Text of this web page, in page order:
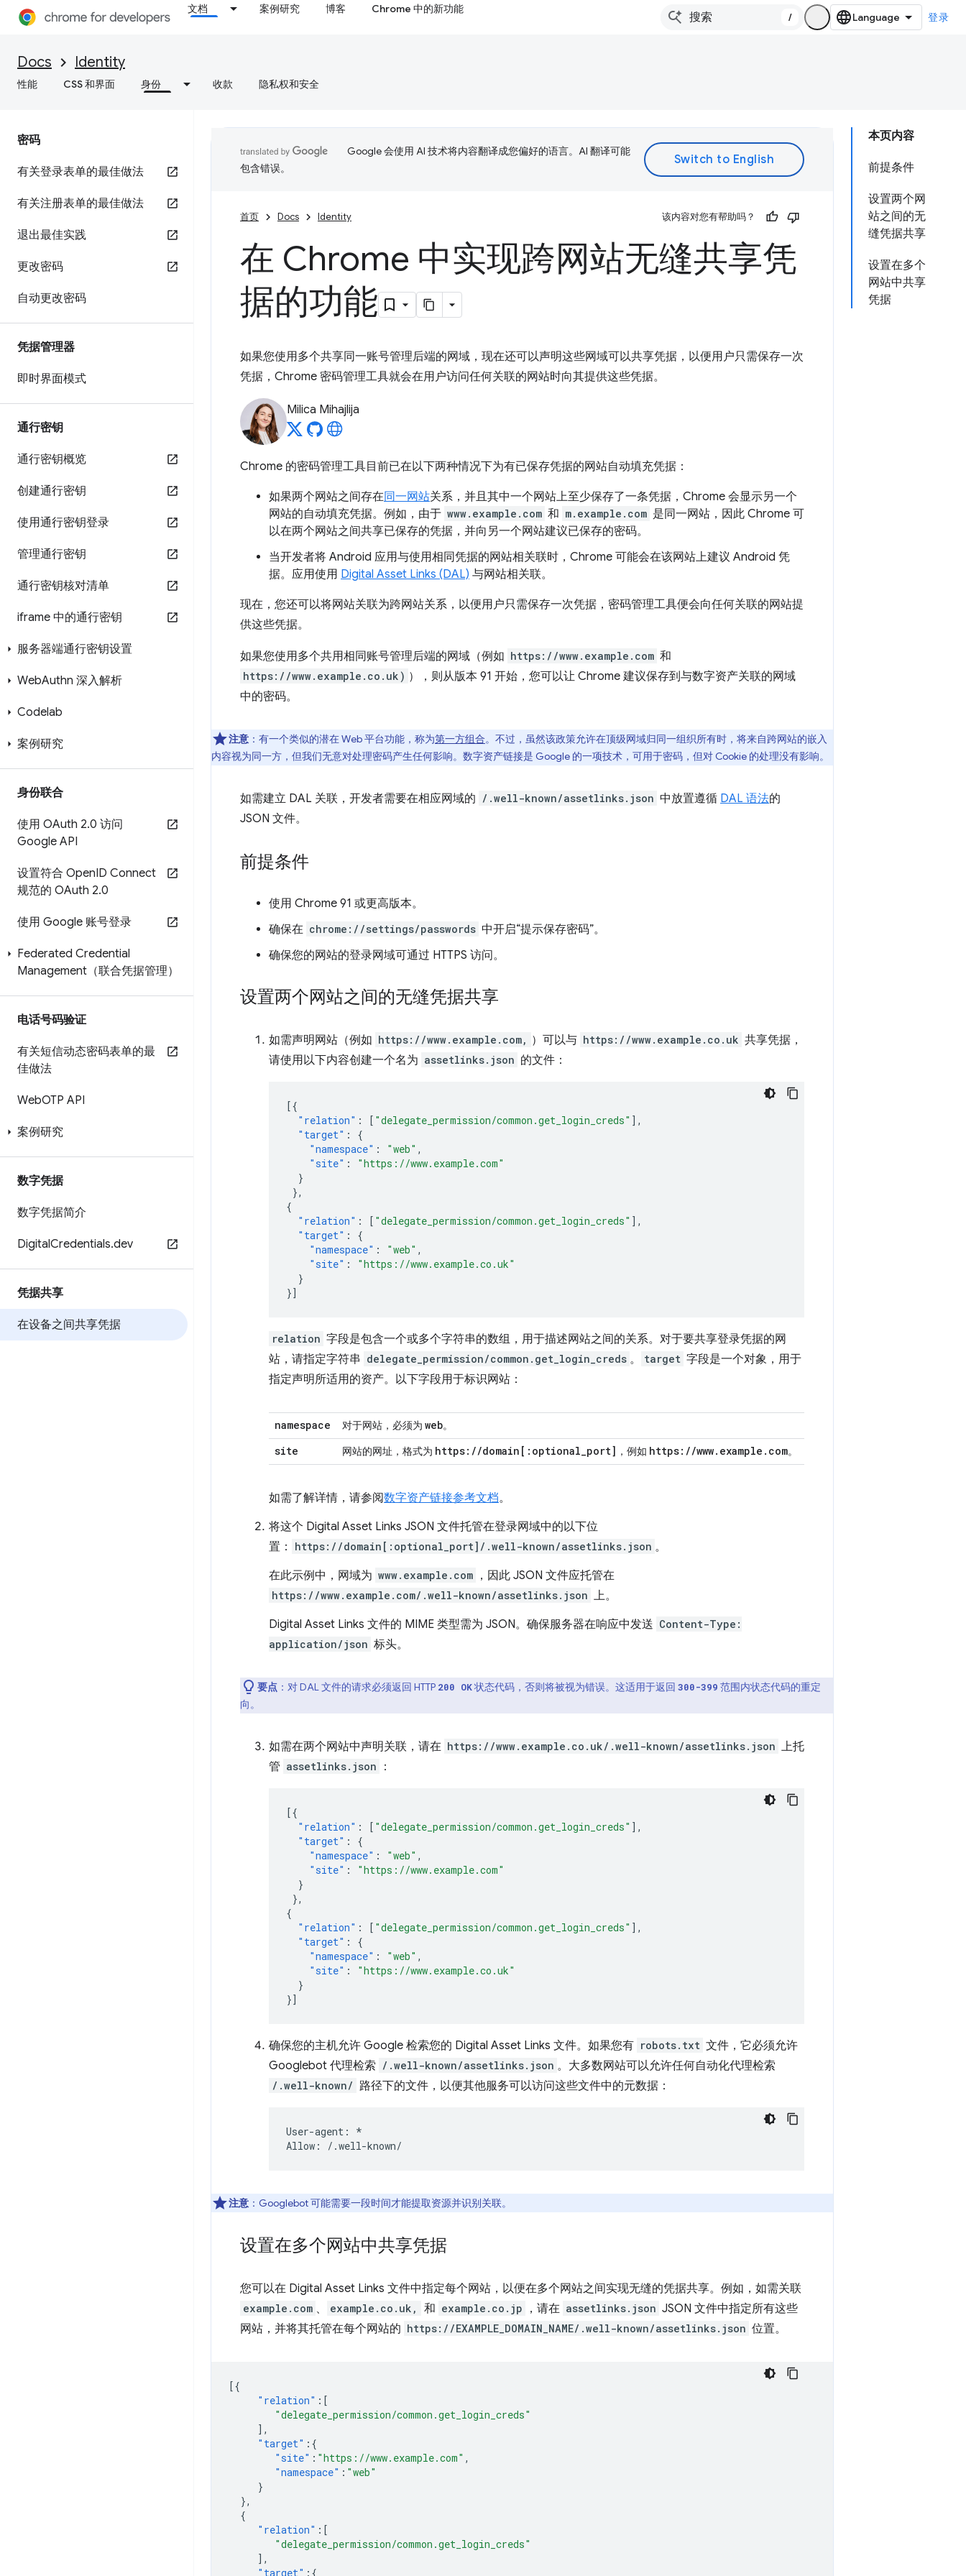
文档 案例研究 博客 Chrome 中的新功能
/ 登录
Docs Identity
性能 CSS 和界面 身份 收款 隐私权和安全
密码
有关登录表单的最佳做法
有关注册表单的最佳做法
退出最佳实践
更改密码
自动更改密码
凭据管理器
即时界面模式
通行密钥
通行密钥概览
创建通行密钥
使用通行密钥登录
管理通行密钥
通行密钥核对清单
iframe 中的通行密钥
服务器端通行密钥设置
WebAuthn 深入解析
Codelab
案例研究
身份联合
使用 OAuth 2.0 访问
Google API
设置符合 OpenID Connect
规范的 OAuth 2.0
使用 Google 账号登录
Federated Credential
Management（联合凭据管理）
电话号码验证
有关短信动态密码表单的最
佳做法
WebOTP API
案例研究
数字凭据
数字凭据简介
DigitalCredentials.dev
凭据共享
在设备之间共享凭据
本页内容
前提条件
设置两个网
站之间的无
缝凭据共享
设置在多个
网站中共享
凭据
Google 会使用 AI 技术将内容翻译成您偏好的语言。AI 翻译可能
包含错误。
首页 Docs Identity 该内容对您有帮助吗？
在 Chrome 中实现跨网站无缝共享凭
据的功能
如果您使用多个共享同一账号管理后端的网域，现在还可以声明这些网域可以共享凭据，以便用户只需保存一次
凭据，Chrome 密码管理工具就会在用户访问任何关联的网站时向其提供这些凭据。
Milica Mihajlija
Chrome 的密码管理工具目前已在以下两种情况下为有已保存凭据的网站自动填充凭据：
如果两个网站之间存在同一网站关系，并且其中一个网站上至少保存了一条凭据，Chrome 会显示另一个
网站的自动填充凭据。例如，由于 www.example.com 和 m.example.com 是同一网站，因此 Chrome 可
以在两个网站之间共享已保存的凭据，并向另一个网站建议已保存的密码。
当开发者将 Android 应用与使用相同凭据的网站相关联时，Chrome 可能会在该网站上建议 Android 凭
据。应用使用 Digital Asset Links (DAL) 与网站相关联。
现在，您还可以将网站关联为跨网站关系，以便用户只需保存一次凭据，密码管理工具便会向任何关联的网站提
供这些凭据。
如果您使用多个共用相同账号管理后端的网域（例如 https://www.example.com 和
https://www.example.co.uk) ），则从版本 91 开始，您可以让 Chrome 建议保存到与数字资产关联的网域
中的密码。
注意 ：有一个类似的潜在 Web 平台功能，称为第一方组合。不过，虽然该政策允许在顶级网域归同一组织所有时，将来自跨网站的嵌入
内容视为同一方，但我们无意对处理密码产生任何影响。数字资产链接是 Google 的一项技术，可用于密码，但对 Cookie 的处理没有影响。
如需建立 DAL 关联，开发者需要在相应网域的 /.well-known/assetlinks.json 中放置遵循 DAL 语法的
JSON 文件。
前提条件
使用 Chrome 91 或更高版本。
确保在 chrome://settings/passwords 中开启“提示保存密码”。
确保您的网站的登录网域可通过 HTTPS 访问。
设置两个网站之间的无缝凭据共享
如需声明网站（例如 https://www.example.com, ）可以与 https://www.example.co.uk 共享凭据，
请使用以下内容创建一个名为 assetlinks.json 的文件：
[{
"relation" : [ "delegate_permission/common.get_login_creds" ],
"target" :
{
"namespace" : "web" ,
"site" :
"https://www.example.com"
}
},
{
"relation" : [ "delegate_permission/common.get_login_creds" ],
"target" :
{
"namespace" : "web" ,
"site" :
"https://www.example.co.uk"
}
}]
relation 字段是包含一个或多个字符串的数组，用于描述网站之间的关系。对于要共享登录凭据的网
站，请指定字符串 delegate_permission/common.get_login_creds 。 target 字段是一个对象，用于
指定声明所适用的资产。以下字段用于标识网站：
namespace 对于网站，必须为 web。
site 网站的网址，格式为 https: //domain [: optional_port] ，例如 https: //www. example . com。
如需了解详情，请参阅数字资产链接参考文档。
将这个 Digital Asset Links JSON 文件托管在登录网域中的以下位
置：
https://domain[:optional_port]/.well-known/assetlinks.json 。
在此示例中，网域为 www.example.com ，因此 JSON 文件应托管在
https://www.example.com/.well-known/assetlinks.json 上。
Digital Asset Links 文件的 MIME 类型需为 JSON。确保服务器在响应中发送 Content-Type:
application/json 标头。
要点 ：对 DAL 文件的请求必须返回 HTTP 200 OK状态代码，否则将被视为错误。这适用于返回 300-399 范围内状态代码的重定
向。
如需在两个网站中声明关联，请在 https://www.example.co.uk/.well-known/assetlinks.json 上托
管 assetlinks.json ：
[{
"relation" : [ "delegate_permission/common.get_login_creds" ],
"target" :
{
"namespace" : "web" ,
"site" :
"https://www.example.com"
}
},
{
"relation" : [ "delegate_permission/common.get_login_creds" ],
"target" :
{
"namespace" : "web" ,
"site" :
"https://www.example.co.uk"
}
}]
确保您的主机允许 Google 检索您的 Digital Asset Links 文件。如果您有 robots.txt 文件，它必须允许
Googlebot 代理检索 /.well-known/assetlinks.json 。大多数网站可以允许任何自动化代理检索
/.well-known/ 路径下的文件，以便其他服务可以访问这些文件中的元数据：
User-agent: *
注意 ：Googlebot 可能需要一段时间才能提取资源并识别关联。
设置在多个网站中共享凭据
您可以在 Digital Asset Links 文件中指定每个网站，以便在多个网站之间实现无缝的凭据共享。例如，如需关联
example.com 、 example.co.uk, 和 example.co.jp ，请在 assetlinks.json JSON 文件中指定所有这些
网站，并将其托管在每个网站的 https://EXAMPLE_DOMAIN_NAME/.well-known/assetlinks.json 位置。
[{
"relation" :[
"delegate_permission/common.get_login_creds"
],
"target" :{
"site" : "https://www.example.com" ,
"namespace" : "web"
}
},
{
"relation" :[
"delegate_permission/common.get_login_creds"
],
"target" :{